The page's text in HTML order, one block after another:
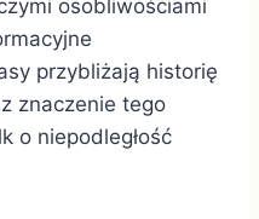
osobliwościami
przybliżają historię
znaczenie tego
o niepodległość